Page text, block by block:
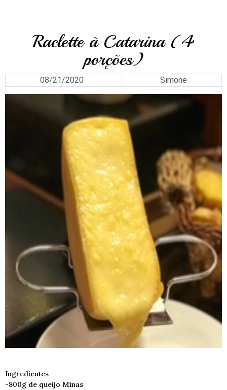
Raclette à Catarina (4
porções)
08/21/2020 Simone
Ingredientes
-800g de queijo Minas